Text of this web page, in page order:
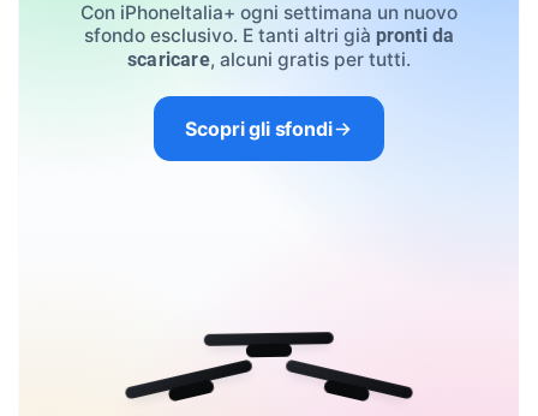
Con iPhoneItalia+ ogni settimana un nuovo
sfondo esclusivo. E tanti altri già pronti da
scaricare, alcuni gratis per tutti.
Scopri gli sfondi